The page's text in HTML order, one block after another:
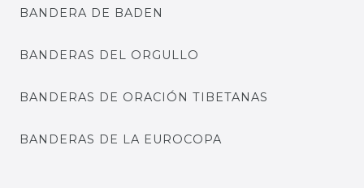
BANDERA DE BADEN
BANDERAS DEL ORGULLO
BANDERAS DE ORACIÓN TIBETANAS
BANDERAS DE LA EUROCOPA